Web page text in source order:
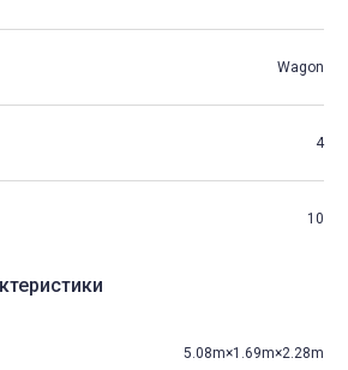
Wagon
4
10
5.08m×1.69m×2.28m